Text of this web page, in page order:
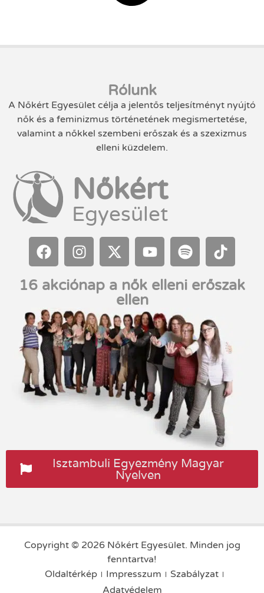
Rólunk
A Nőkért Egyesület célja a jelentős teljesítményt nyújtó
nők és a feminizmus történetének megismertetése,
valamint a nőkkel szembeni erőszak és a szexizmus
elleni küzdelem.
Nőkért
Egyesület
16 akciónap a nők elleni erőszak
ellen
Isztambuli Egyezmény Magyar
Nyelven
Copyright © 2026 Nőkért Egyesület. Minden jog
fenntartva!
Oldaltérkép
Impresszum
Szabályzat
Adatvédelem